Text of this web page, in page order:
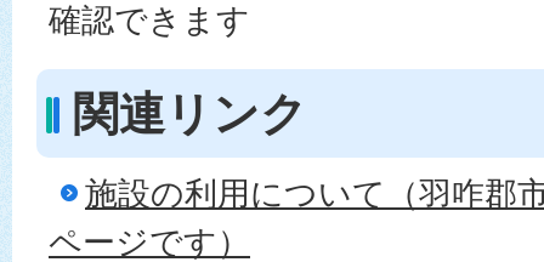
確認できます
関連リンク
施設の利用について（羽咋郡
ページです）